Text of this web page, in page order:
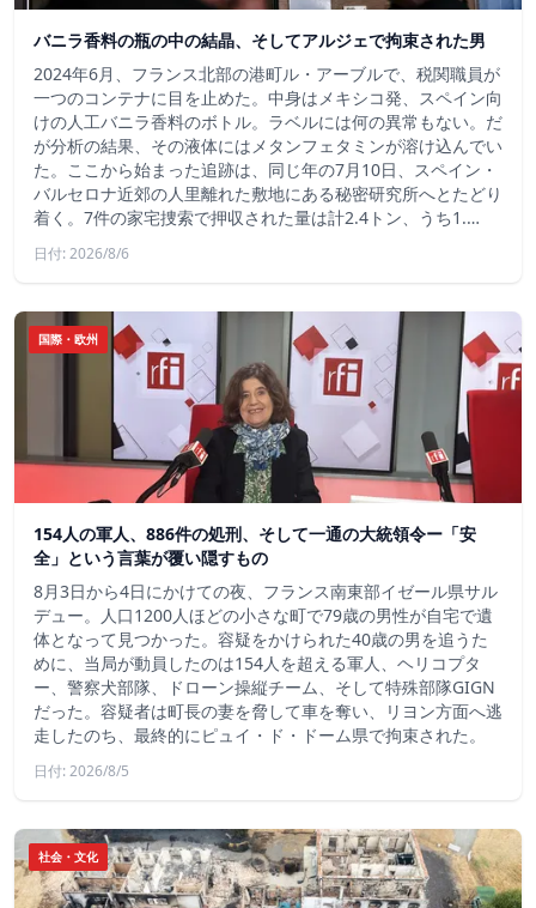
バニラ香料の瓶の中の結晶、そしてアルジェで拘束された男
2024年6月、フランス北部の港町ル・アーブルで、税関職員が
一つのコンテナに目を止めた。中身はメキシコ発、スペイン向
けの人工バニラ香料のボトル。ラベルには何の異常もない。だ
が分析の結果、その液体にはメタンフェタミンが溶け込んでい
た。ここから始まった追跡は、同じ年の7月10日、スペイン・
バルセロナ近郊の人里離れた敷地にある秘密研究所へとたどり
着く。7件の家宅捜索で押収された量は計2.4トン、うち1.…
日付: 2026/8/6
国際・欧州
154人の軍人、886件の処刑、そして一通の大統領令ー「安
全」という言葉が覆い隠すもの
8月3日から4日にかけての夜、フランス南東部イゼール県サル
デュー。人口1200人ほどの小さな町で79歳の男性が自宅で遺
体となって見つかった。容疑をかけられた40歳の男を追うた
めに、当局が動員したのは154人を超える軍人、ヘリコプタ
ー、警察犬部隊、ドローン操縦チーム、そして特殊部隊GIGN
だった。容疑者は町長の妻を脅して車を奪い、リヨン方面へ逃
走したのち、最終的にピュイ・ド・ドーム県で拘束された。
日付: 2026/8/5
社会・文化